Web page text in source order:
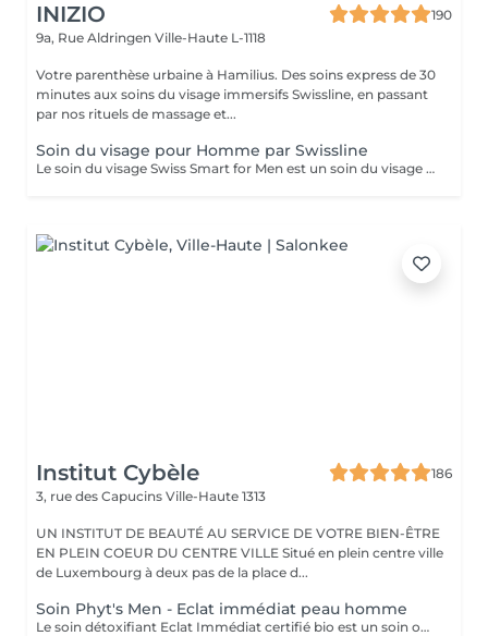
INIZIO
190
9a, Rue Aldringen Ville-Haute L-1118
Votre parenthèse urbaine à Hamilius. Des soins express de 30
minutes aux soins du visage immersifs Swissline, en passant
par nos rituels de massage et...
Soin du visage pour Homme par Swissline
Le soin du visage Swiss Smart for Men est un soin du visage entièrement personnalisé de 45 à 60 minutes conçu pour les hommes qui cherchent à détoxifier et à renforcer leur peau. Ce soin du visage utilise exclusivement des produits Swissline végétaliens, améliorés avec la collection signature d'Age Intelligence Boosters pour protéger et rééquilibrer la peau. Il a un effet de détresse instantané et comprend un massage facial de 15 à 20 minutes combinant relaxation et drainage lymphatique pour détoxifier la peau, et c'est un moyen intelligent et rapide de paraître à votre meilleur. Principaux avantages : Rafraîchit et dynamise la peau fatiguée Atténue l'irritation Améliore le teint et la texture de la peau
Institut Cybèle
186
3, rue des Capucins Ville-Haute 1313
UN INSTITUT DE BEAUTÉ AU SERVICE DE VOTRE BIEN-ÊTRE
EN PLEIN COEUR DU CENTRE VILLE Situé en plein centre ville
de Luxembourg à deux pas de la place d...
Soin Phyt's Men - Eclat immédiat peau homme
Le soin détoxifiant Eclat Immédiat certifié bio est un soin oxygénant et défatigant, destiné à toutes les peaux masculines, est idéal pour les épidermes asphyxiés ou les teints brouillés. Nettoyage - gommage - extraction des comédons avec vapeur - massage - masque. Enrichi en ginseng, aloé vera et huiles végétales nourrissantes, il hydrate, apaise et revitalise la peau.